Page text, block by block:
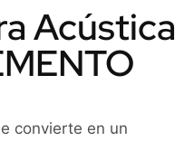
Acústica
convierte en un